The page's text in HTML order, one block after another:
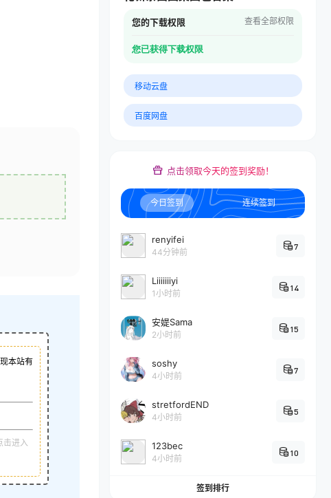
本站有
击进入
您的下载权限 查看全部权限
您已获得下载权限
移动云盘
百度网盘
点击领取今天的签到奖励！
今日签到 连续签到
renyifei
44分钟前
7
Liiiiiiiyi
1小时前
14
安媞Sama
2小时前
15
soshy
4小时前
7
stretfordEND
4小时前
5
123bec
4小时前
10
签到排行